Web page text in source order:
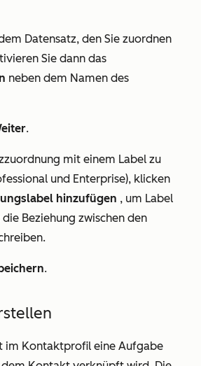
Datensatz, den Sie zuordnen
Sie dann das
neben dem Namen des
.
mit einem Label zu
und Enterprise), klicken
hinzufügen , um Label
Beziehung zwischen den
.
im Kontaktprofil eine Aufgabe